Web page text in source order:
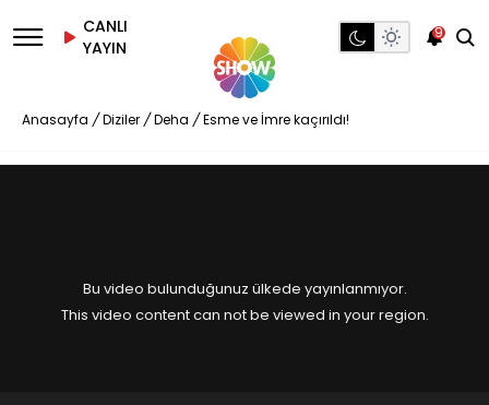
CANLI
YAYIN
9
Anasayfa / Diziler / Deha / Esme ve İmre kaçırıldı!
Bu video bulunduğunuz ülkede yayınlanmıyor.
This video content can not be viewed in your region.